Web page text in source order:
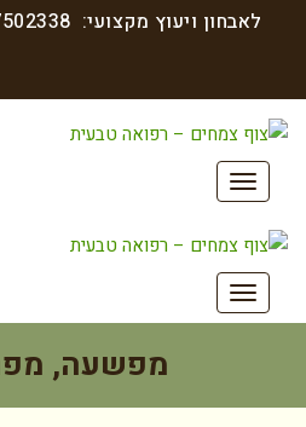
ויעוץ מקצועי:077-7502338
מפשעה, מפרקי